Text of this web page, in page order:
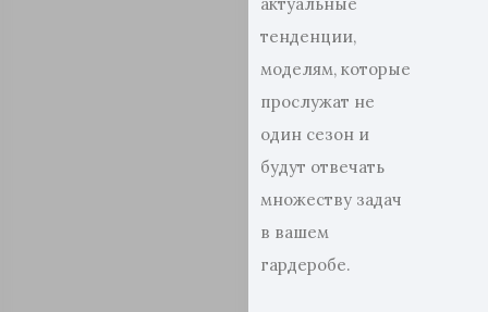
тенденции,
моделям, которые
прослужат не
один сезон и
будут отвечать
множеству задач
в вашем
гардеробе.